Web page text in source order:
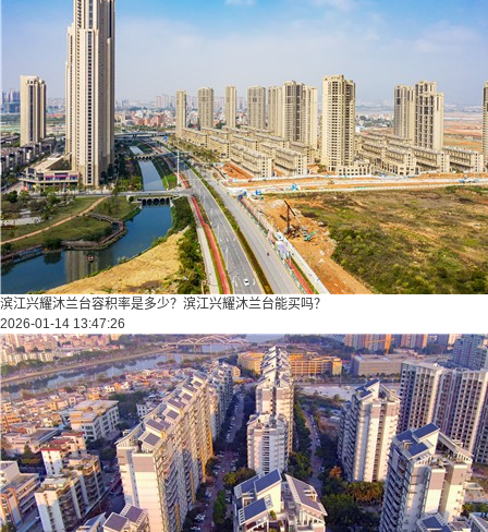
滨江兴耀沐兰台容积率是多少？滨江兴耀沐兰台能买吗？
2026-01-14 13:47:26